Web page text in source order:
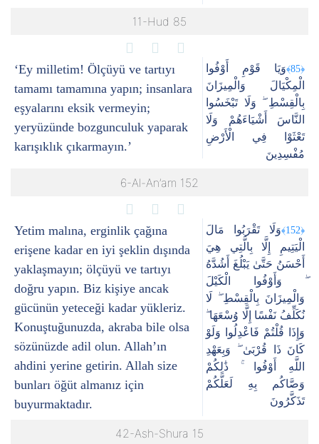
11-Hud 85
‘Ey milletim! Ölçüyü ve tartıyı
tamamı tamamına yapın; insanlara
eşyalarını eksik vermeyin;
yeryüzünde bozgunculuk yaparak
karışıklık çıkarmayın.’
﴿85﴾
وَيَا قَوْمِ أَوْفُوا
الْمِكْيَالَ وَالْمِيزَانَ
بِالْقِسْطِ ۖ وَلَا تَبْخَسُوا
النَّاسَ أَشْيَاءَهُمْ وَلَا
تَعْثَوْا فِي الْأَرْضِ
مُفْسِدِينَ
6-Al-An’am 152
Yetim malına, erginlik çağına
erişene kadar en iyi şeklin dışında
yaklaşmayın; ölçüyü ve tartıyı
doğru yapın. Biz kişiye ancak
gücünün yeteceği kadar yükleriz.
Konuştuğunuzda, akraba bile olsa
sözünüzde adil olun. Allah’ın
ahdini yerine getirin. Allah size
bunları öğüt almanız için
buyurmaktadır.
﴿152﴾
وَلَا تَقْرَبُوا مَالَ
الْيَتِيمِ إِلَّا بِالَّتِي هِيَ
أَحْسَنُ حَتَّىٰ يَبْلُغَ أَشُدَّهُ
ۖ وَأَوْفُوا الْكَيْلَ
وَالْمِيزَانَ بِالْقِسْطِ ۖ لَا
نُكَلِّفُ نَفْسًا إِلَّا وُسْعَهَا ۖ
وَإِذَا قُلْتُمْ فَاعْدِلُوا وَلَوْ
كَانَ ذَا قُرْبَىٰ ۖ وَبِعَهْدِ
اللَّهِ أَوْفُوا ۚ ذَٰلِكُمْ
وَصَّاكُم بِهِ لَعَلَّكُمْ
تَذَكَّرُونَ
42-Ash-Shura 15